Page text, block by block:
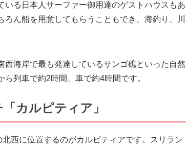
る日本人サーファー御用達のゲストハウスもあ
ん船を用意してもらうこともでき、海釣り、川
海岸で最も発達しているサンゴ礁といった自然
列車で約2時間、車で約4時間です。
カルピティア」
西に位置するのがカルピティアです。スリラン